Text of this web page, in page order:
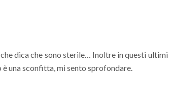
dica che sono sterile… Inoltre in questi ultimi
una sconfitta, mi sento sprofondare.